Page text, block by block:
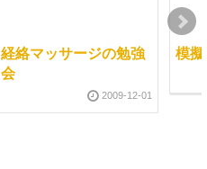
経絡マッサージの勉強
会
2009-12-01
模